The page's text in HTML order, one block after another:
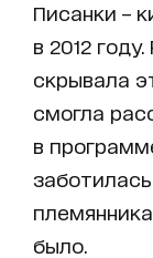
Писанки –
в 2012
скрывала
смогла
в
было.